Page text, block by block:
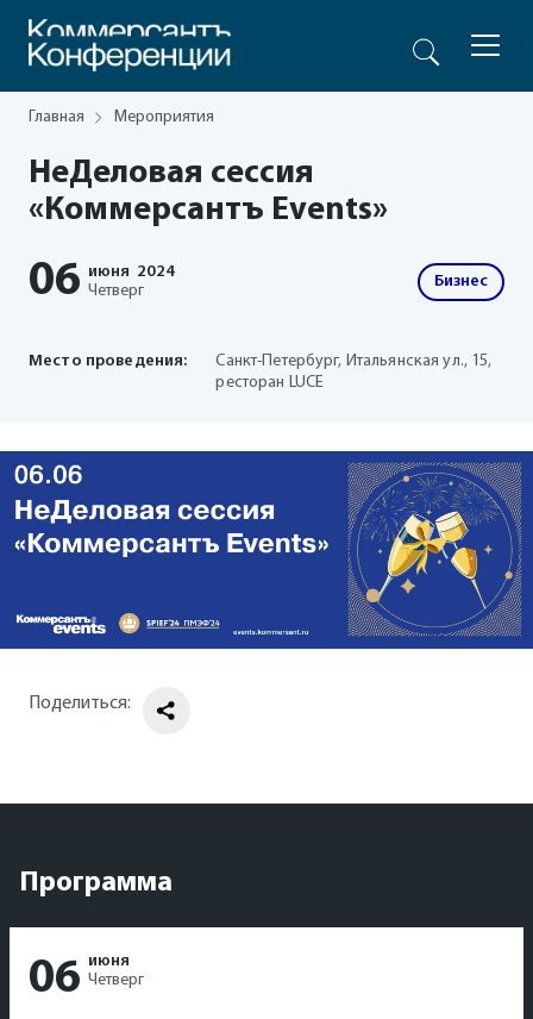
Главная Мероприятия
НеДеловая сессия
«Коммерсантъ Events»
06 июня 2024
Четверг
Бизнес
Место проведения:
Санкт-Петербург, Итальянская ул., 15,
ресторан LUCE
Поделиться:
Программа
06 июня
Четверг